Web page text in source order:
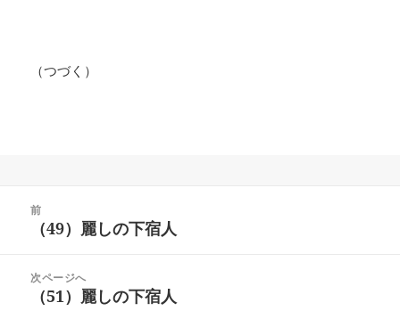
（つづく）
前
前
投
稿:
（49）麗しの下宿人
次ページへ
次（51）麗しの下宿人